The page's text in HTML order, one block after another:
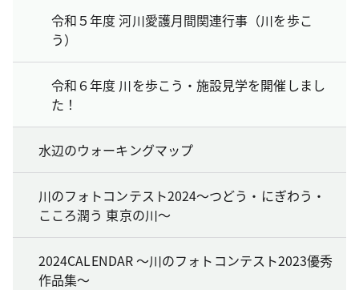
令和５年度 河川愛護月間関連行事（川を歩こ
う）
令和６年度 川を歩こう・施設見学を開催しまし
た！
水辺のウォーキングマップ
川のフォトコンテスト2024～つどう・にぎわう・
こころ潤う 東京の川～
2024CALENDAR ～川のフォトコンテスト2023優秀
作品集～